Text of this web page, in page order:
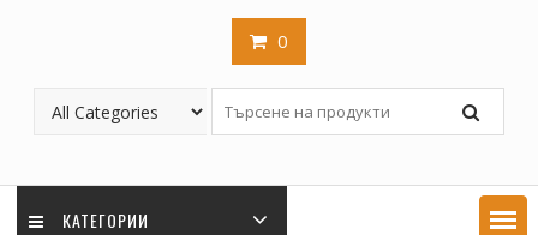
0
КАТЕГОРИИ